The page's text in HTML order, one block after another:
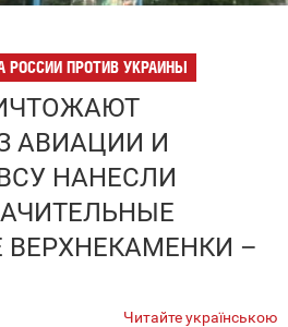
РОССИИ ПРОТИВ УКРАИНЫ
АВИАЦИИ И
НАНЕСЛИ
ВЕРХНЕКАМЕНКИ –
Читайте українською